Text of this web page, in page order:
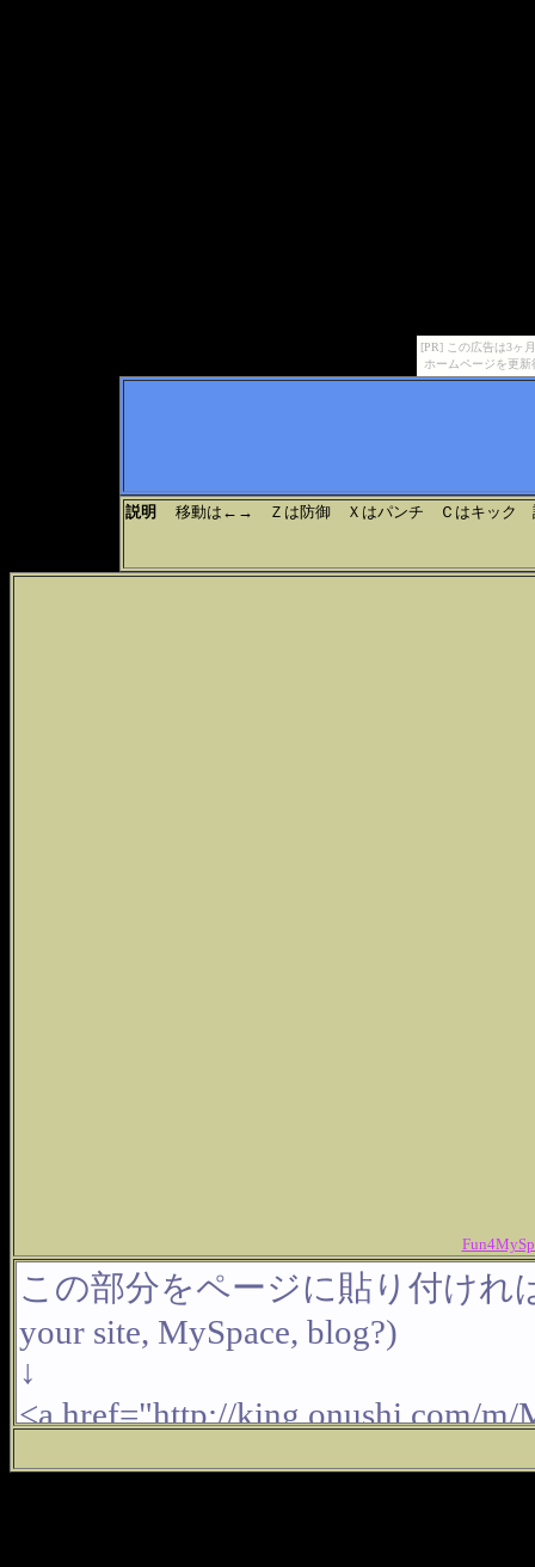
[PR] この広告は3ヶ
ホームページを更
説明 移動は←→ Ｚは防御 Ｘはパンチ Ｃはキック 詳